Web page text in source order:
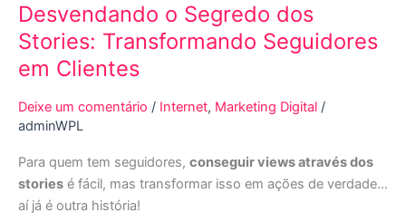
Desvendando o Segredo dos
Stories: Transformando Seguidores
em Clientes
Deixe um comentário / Internet, Marketing Digital /
adminWPL
Para quem tem seguidores, conseguir views através dos
stories é fácil, mas transformar isso em ações de verdade…
aí já é outra história!
Segredo
dos
Stories:
Transformando
Seguidores
em